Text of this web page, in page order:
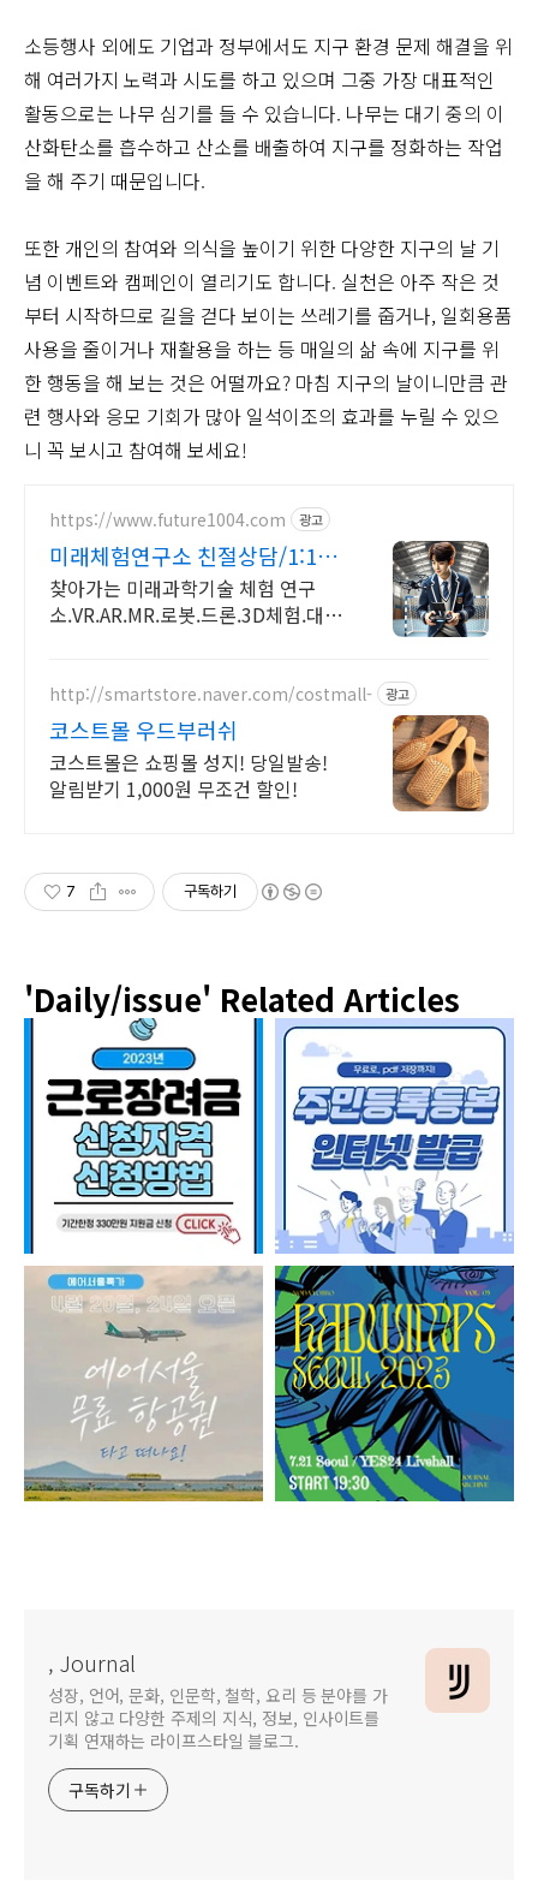
소등행사 외에도 기업과 정부에서도 지구 환경 문제 해결을 위
해 여러가지 노력과 시도를 하고 있으며 그중 가장 대표적인
활동으로는 나무 심기를 들 수 있습니다. 나무는 대기 중의 이
산화탄소를 흡수하고 산소를 배출하여 지구를 정화하는 작업
을 해 주기 때문입니다.
또한 개인의 참여와 의식을 높이기 위한 다양한 지구의 날 기
념 이벤트와 캠페인이 열리기도 합니다. 실천은 아주 작은 것
부터 시작하므로 길을 걷다 보이는 쓰레기를 줍거나, 일회용품
사용을 줄이거나 재활용을 하는 등 매일의 삶 속에 지구를 위
한 행동을 해 보는 것은 어떨까요? 마침 지구의 날이니만큼 관
련 행사와 응모 기회가 많아 일석이조의 효과를 누릴 수 있으
니 꼭 보시고 참여해 보세요!
https://www.future1004.com 광고
미래체험연구소 친절상담/1:1교
육/4차산업
찾아가는 미래과학기술 체험 연구
소.VR.AR.MR.로봇.드론.3D체험.대
미래 에너지 체험.
http://smartstore.naver.com/costmall- 광고
코스트몰 우드부러쉬
코스트몰은 쇼핑몰 성지! 당일발송!
알림받기 1,000원 무조건 할인!
7 구독하기
'Daily/issue' Related Articles
근로장려금 신청자격 및 신청방법 주민등록등본 인터넷발급 무료 pdf 저장 방법
에어서울 특가 무료 항공권 예약방법 스즈메의 문단속 ost 레드 윔프스 내한공연 예매
, Journal
성장, 언어, 문화, 인문학, 철학, 요리 등 분야를 가
리지 않고 다양한 주제의 지식, 정보, 인사이트를
기획 연재하는 라이프스타일 블로그.
구독하기